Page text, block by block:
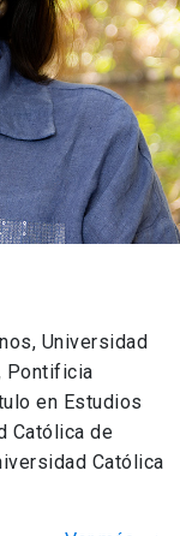
Universidad
Pontificia
en Estudios
Católica de
Católica